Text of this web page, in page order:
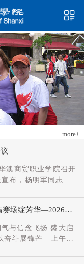
more+
澳商贸职业学院召开
布，杨明军同志任
委教育工委主持日
长级），省教育厅
出席会议并讲话。
志、理事长刘耀国
垠同志主持会议。
赛场绽芳华—2026年
信念飞扬 盛大启